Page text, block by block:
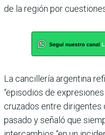
de la región por
La cancillería argentina
“episodios de
cruzados entre dirigentes
pasado y señaló que